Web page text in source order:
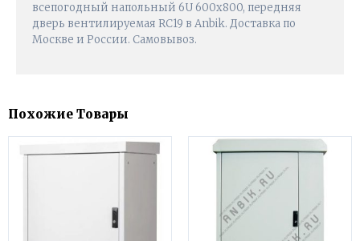
всепогодный напольный 6U 600х800, передняя
дверь вентилируемая RC19 в Anbik. Доставка по
Москве и России. Самовывоз.
Похожие Товары